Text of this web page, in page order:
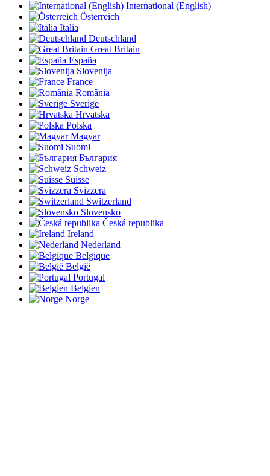
International (English)
Österreich
Italia
Deutschland
Great Britain
España
Slovenija
France
România
Sverige
Hrvatska
Polska
Magyar
Suomi
България
Schweiz
Suisse
Svizzera
Switzerland
Slovensko
Česká republika
Ireland
Nederland
Belgique
België
Portugal
Belgien
Norge